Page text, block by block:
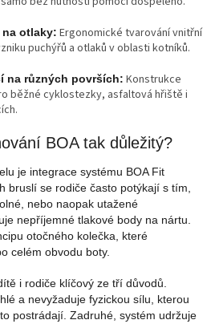
na otlaky: Ergonomické tvarování vnitřní
puchýřů a otlaků v oblasti kotníků.
na různých površích: Konstrukce
běžné cyklostezky, asfaltová hřiště i
BOA tak důležitý?
je integrace systému BOA Fit
bruslí se rodiče často potýkají s tím,
nebo naopak utažené
nepříjemné tlakové body na nártu.
otočného kolečka, které
celém obvodu boty.
i rodiče klíčový ze tří důvodů.
a nevyžaduje fyzickou sílu, kterou
postrádají. Zadruhé, systém udržuje